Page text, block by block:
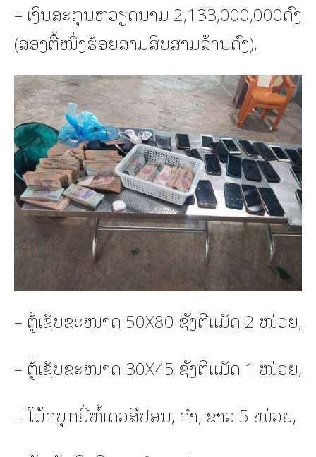
– ເງິນສະກຸນຫວຽດນາມ 2,133,000,000ດົງ
(ສອງຕື້ໜຶ່ງຮ້ອຍສາມສິບສາມລ້ານດົງ),
– ຕູ້ເຊັບຂະໜາດ 50X80 ຊັງຕີແມັດ 2 ໜ່ວຍ,
– ຕູ້ເຊັບຂະໜາດ 30X45 ຊັງຕິແມັດ 1 ໜ່ວຍ,
– ໂນ້ດບຸກຍີ່ຫໍ້ເດວສີປອນ, ດໍາ, ຂາວ 5 ໜ່ວຍ,